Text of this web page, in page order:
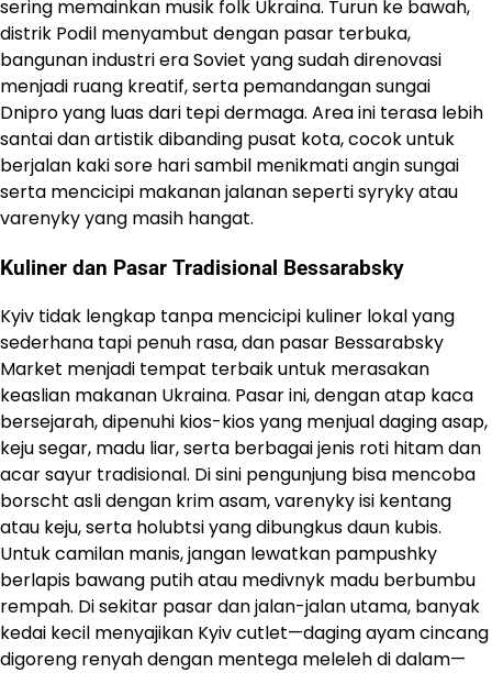
sering memainkan musik folk Ukraina. Turun ke bawah,
distrik Podil menyambut dengan pasar terbuka,
bangunan industri era Soviet yang sudah direnovasi
menjadi ruang kreatif, serta pemandangan sungai
Dnipro yang luas dari tepi dermaga. Area ini terasa lebih
santai dan artistik dibanding pusat kota, cocok untuk
berjalan kaki sore hari sambil menikmati angin sungai
serta mencicipi makanan jalanan seperti syryky atau
varenyky yang masih hangat.
Kuliner dan Pasar Tradisional Bessarabsky
Kyiv tidak lengkap tanpa mencicipi kuliner lokal yang
sederhana tapi penuh rasa, dan pasar Bessarabsky
Market menjadi tempat terbaik untuk merasakan
keaslian makanan Ukraina. Pasar ini, dengan atap kaca
bersejarah, dipenuhi kios-kios yang menjual daging asap,
keju segar, madu liar, serta berbagai jenis roti hitam dan
acar sayur tradisional. Di sini pengunjung bisa mencoba
borscht asli dengan krim asam, varenyky isi kentang
atau keju, serta holubtsi yang dibungkus daun kubis.
Untuk camilan manis, jangan lewatkan pampushky
berlapis bawang putih atau medivnyk madu berbumbu
rempah. Di sekitar pasar dan jalan-jalan utama, banyak
kedai kecil menyajikan Kyiv cutlet—daging ayam cincang
digoreng renyah dengan mentega meleleh di dalam—